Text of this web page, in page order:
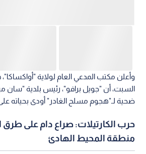
وأعلن مكتب المدعي العام لولاية
السبت، أن "جويل برافو"، رئيس بلدية "سان
ضحية لـ"هجوم مسلح الغادر" أودى بحياته على
حرب الكارتيلات: صراع دام على
منطقة المحيط الهادئ